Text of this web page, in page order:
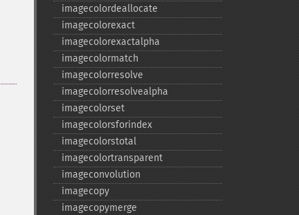
imagecolordeallocate
imagecolorexact
imagecolorexactalpha
imagecolormatch
imagecolorresolve
imagecolorresolvealpha
imagecolorset
imagecolorsforindex
imagecolorstotal
imagecolortransparent
imageconvolution
imagecopy
imagecopymerge